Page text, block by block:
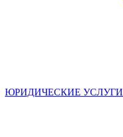
ЮРИДИЧЕСКИЕ УСЛУГИ